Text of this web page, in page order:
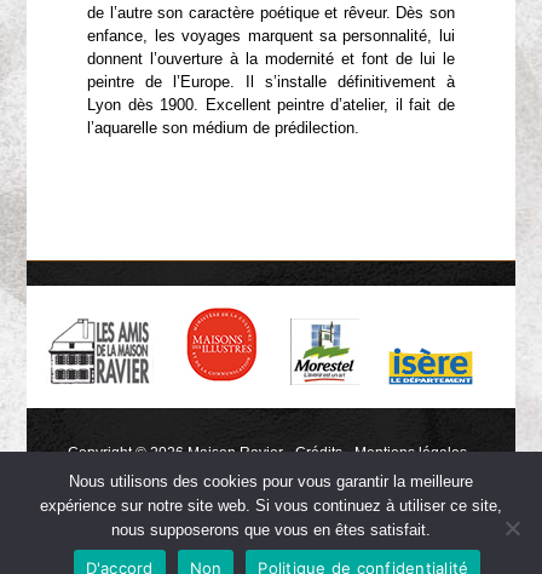
de l’autre son caractère poétique et rêveur. Dès son
enfance, les voyages marquent sa personnalité, lui
donnent l’ouverture à la modernité et font de lui le
peintre de l’Europe. Il s’installe définitivement à
Lyon dès 1900. Excellent peintre d’atelier, il fait de
l’aquarelle son médium de prédilection.
Nous utilisons des cookies pour vous garantir la meilleure
expérience sur notre site web. Si vous continuez à utiliser ce site,
nous supposerons que vous en êtes satisfait.
D'accord Non Politique de confidentialité
Copyright © 2026 Maison Ravier -Crédits-Mentions légales-